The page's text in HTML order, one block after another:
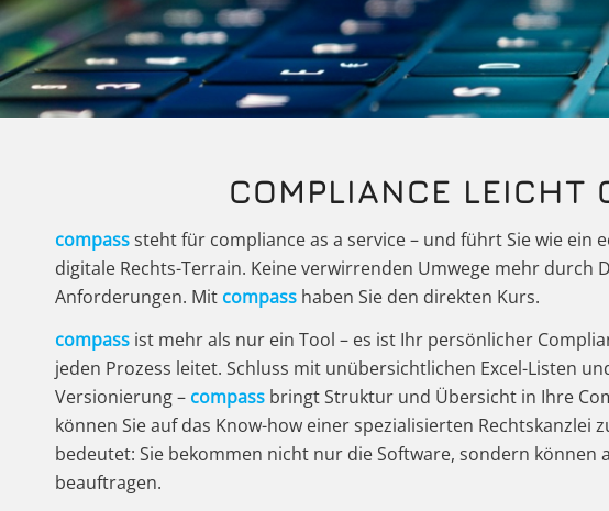
COMPLIANCE LEICHT
compasssteht für compliance as a service – und führt Sie wie ein
digitale Rechts-Terrain. Keine verwirrenden Umwege mehr durch
Anforderungen. Mit compass haben Sie den direkten Kurs.
compass ist mehr als nur ein Tool – es ist Ihr persönlicher
jeden Prozess leitet. Schluss mit unübersichtlichen Excel-Listen
Versionierung – compass bringt Struktur und Übersicht in Ihre
können Sie auf das Know-how einer spezialisierten Rechtskanzlei
bedeutet: Sie bekommen nicht nur die Software, sondern können
beauftragen.